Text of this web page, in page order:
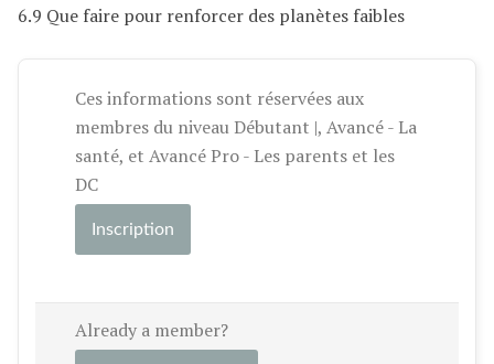
6.9 Que faire pour renforcer des planètes faibles
Ces informations sont réservées aux
membres du niveau Débutant |, Avancé - La
santé, et Avancé Pro - Les parents et les
DC
Inscription
Already a member?